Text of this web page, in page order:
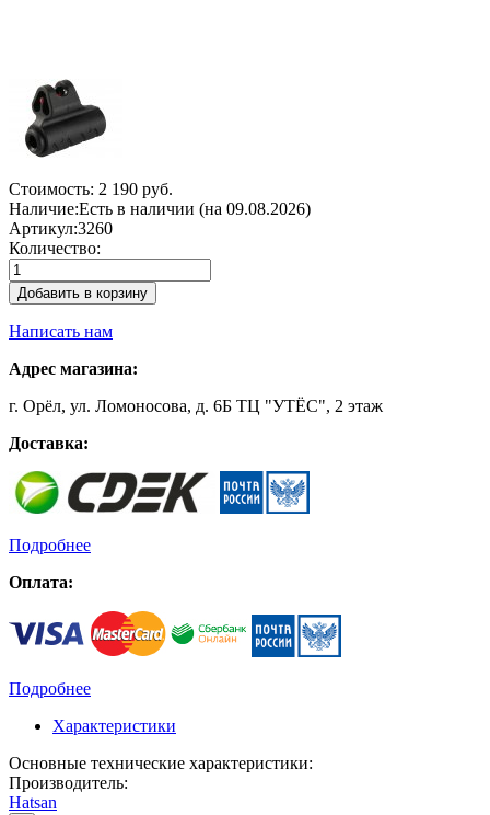
Стоимость: 2 190 руб.
Наличие:Есть в наличии (на 09.08.2026)
Артикул:3260
Количество:
Добавить в корзину
Написать нам
Адрес магазина:
г. Орёл, ул. Ломоносова, д. 6Б ТЦ "УТЁС", 2 этаж
Доставка:
Подробнее
Оплата:
Подробнее
Характеристики
Основные технические характеристики:
Производитель:
Hatsan